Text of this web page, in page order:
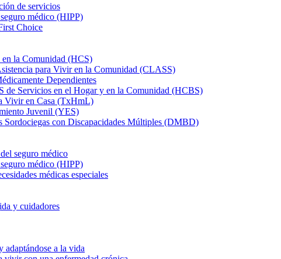
de servicios
médico (HIPP)
Choice
la Comunidad (HCS)
para Vivir en la Comunidad (CLASS)
Dependientes
de Servicios en el Hogar y en la Comunidad (HCBS)
Vivir en Casa (TxHmL)
Juvenil (YES)
Sordociegas con Discapacidades Múltiples (DMBD)
seguro médico
médico (HIPP)
médicas especiales
y cuidadores
adaptándose a la vida